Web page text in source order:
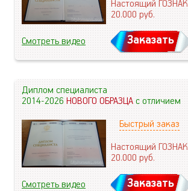
Настоящий ГОЗНАК
20.000руб.
Смотреть видео Заказать
Диплом специалиста
2014-2026НОВОГО ОБРАЗЦАс отличием
Быстрый заказ
Настоящий ГОЗНАК
20.000руб.
Смотреть видео Заказать